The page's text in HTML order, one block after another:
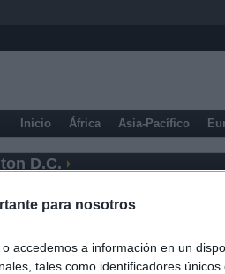
para nosotros
accedemos a información en un
tales como identificadores únicos
Inicio África Asia-Pacífico
D.C.